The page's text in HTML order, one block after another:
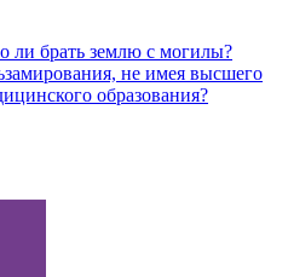
ли брать землю с могилы?
не имея высшего
образования?